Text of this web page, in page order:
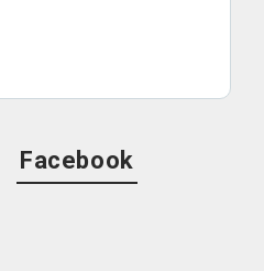
Facebook